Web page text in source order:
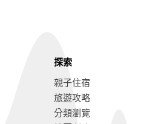
探索
親子住宿
旅遊攻略
分類瀏覽